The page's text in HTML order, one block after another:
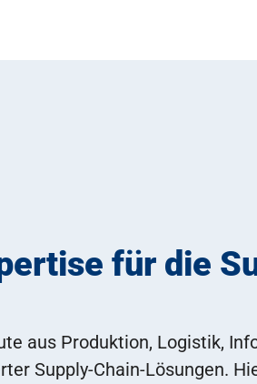
für die
aus Produktion, Logistik,
Supply-Chain-Lösungen.